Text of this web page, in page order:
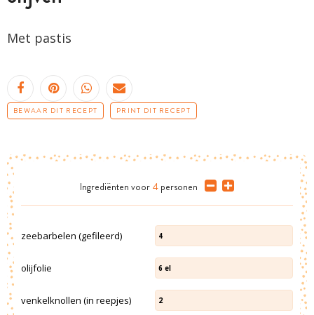
Met pastis
BEWAAR DIT RECEPT PRINT DIT RECEPT
Ingrediënten voor 4 personen
zeebarbelen (gefileerd) 4
olijfolie 6 el
venkelknollen (in reepjes) 2